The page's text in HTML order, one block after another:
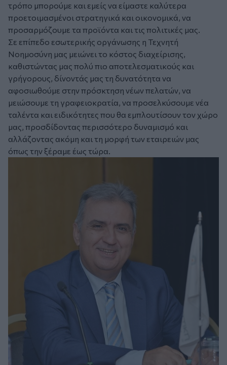
τρόπο μπορούμε και εμείς να είμαστε καλύτερα
προετοιμασμένοι στρατηγικά και οικονομικά, να
προσαρμόζουμε τα προϊόντα και τις πολιτικές μας.
Σε επίπεδο εσωτερικής οργάνωσης η Τεχνητή
Νοημοσύνη μας μειώνει το κόστος διαχείρισης,
καθιστώντας μας πολύ πιο αποτελεσματικούς και
γρήγορους, δίνοντάς μας τη δυνατότητα να
αφοσιωθούμε στην πρόσκτηση νέων πελατών, να
μειώσουμε τη γραφειοκρατία, να προσελκύσουμε νέα
ταλέντα και ειδικότητες που θα εμπλουτίσουν τον χώρο
μας, προσδίδοντας περισσότερο δυναμισμό και
αλλάζοντας ακόμη και τη μορφή των εταιρειών μας
όπως την ξέραμε έως τώρα.